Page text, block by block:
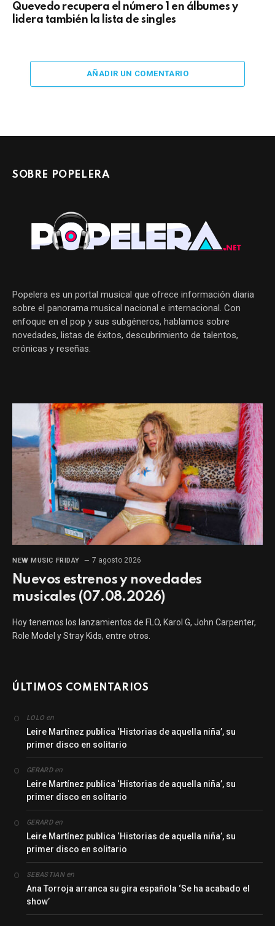
Quevedo recupera el número 1 en álbumes y
lidera también la lista de singles
AÑADIR UN COMENTARIO
SOBRE POPELERA
Popelera es un portal musical que ofrece información diaria
sobre el panorama musical nacional e internacional. Con
enfoque en el pop y sus subgéneros, hablamos sobre
novedades, listas de éxitos, descubrimiento de talentos,
crónicas y reseñas.
NEW MUSIC FRIDAY 7 agosto 2026
Nuevos estrenos y novedades
musicales (07.08.2026)
Hoy tenemos los lanzamientos de FLO, Karol G, John Carpenter,
Role Model y Stray Kids, entre otros.
ÚLTIMOS COMENTARIOS
LOLO en
Leire Martínez publica ‘Historias de aquella niña’, su
primer disco en solitario
GERARDen
Leire Martínez publica ‘Historias de aquella niña’, su
primer disco en solitario
GERARDen
Leire Martínez publica ‘Historias de aquella niña’, su
primer disco en solitario
SEBASTIANen
Ana Torroja arranca su gira española ‘Se ha acabado el
show’